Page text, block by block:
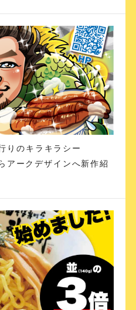
りのキラキラシー
アークデザインへ新作紹